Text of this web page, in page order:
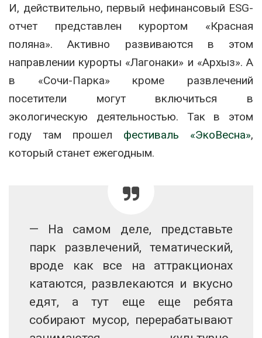
И, действительно, первый нефинансовый ESG-
отчет представлен курортом «Красная
поляна». Активно развиваются в этом
направлении курорты «Лагонаки» и «Архыз». А
в «Сочи-Парка» кроме развлечений
посетители могут включиться в
экологическую деятельностью. Так в этом
году там прошел фестиваль «ЭкоВесна»,
который станет ежегодным.
— На самом деле, представьте
парк развлечений, тематический,
вроде как все на аттракционах
катаются, развлекаются и вкусно
едят, а тут еще еще ребята
собирают мусор, перерабатывают